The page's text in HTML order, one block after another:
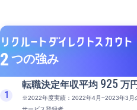
2 つの強み
1
転職決定年収平均 925 万
※2022年度実績：2022年4月~2023年3月